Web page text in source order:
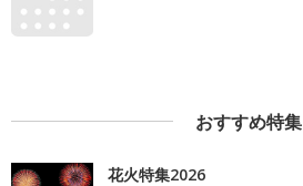
おすすめ特集
花火特集2026